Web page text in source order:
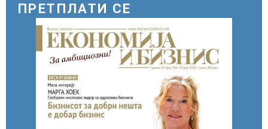
ПРЕТПЛАТИ СЕ